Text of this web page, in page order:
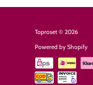
Toproset © 2026
Powered by Shopify